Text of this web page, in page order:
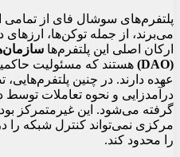
پلتفرم‌های سوشال فای از تمامی
ارکان اصلی این پلتفرم‌ها
(DAO)
هستند که مسئولیت
عهده دارند. در چنین
درآمدزایی و نحوه تعاملات توسط
گرفته می‌شود. این غیرمتمرکز
مرکزی نمی‌تواند کنترل شبکه را
را محدود کند.